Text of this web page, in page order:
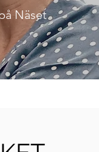
Näset